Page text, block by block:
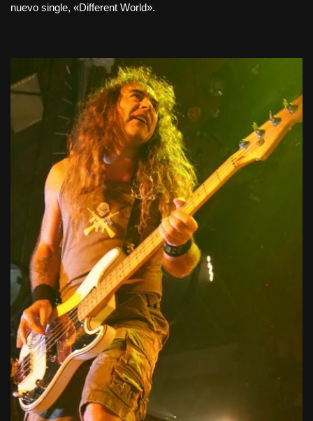
nuevo single, «Different World».